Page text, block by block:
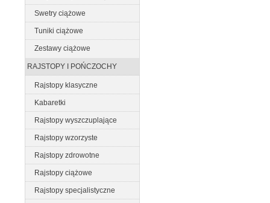
Swetry ciążowe
Tuniki ciążowe
Zestawy ciążowe
RAJSTOPY I POŃCZOCHY
Rajstopy klasyczne
Kabaretki
Rajstopy wyszczuplające
Rajstopy wzorzyste
Rajstopy zdrowotne
Rajstopy ciążowe
Rajstopy specjalistyczne